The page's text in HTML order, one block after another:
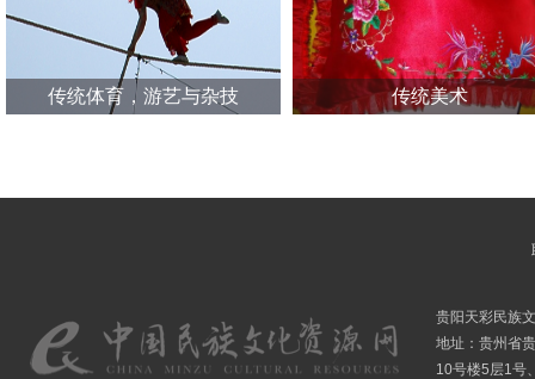
传统体育，游艺与杂技 传统美术
贵阳天彩民族
地址：贵州省
10号楼5层1号